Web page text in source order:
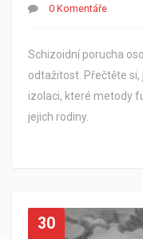
0 Komentáře
Schizoidní porucha
odtažitost. Přečtěte
izolaci, které metody
jejich rodiny.
30